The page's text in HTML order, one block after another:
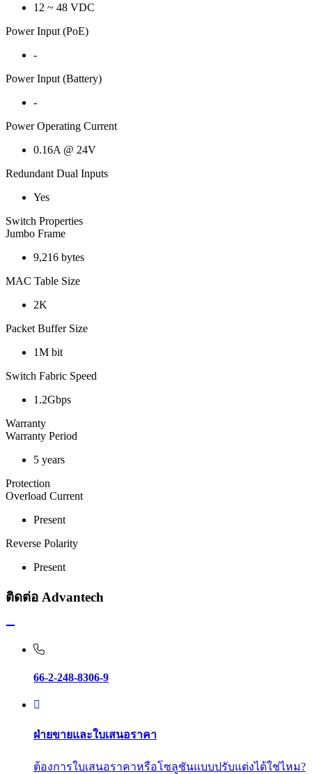
12 ~ 48 VDC
Power Input (PoE)
-
Power Input (Battery)
-
Power Operating Current
0.16A @ 24V
Redundant Dual Inputs
Yes
Switch Properties
Jumbo Frame
9,216 bytes
MAC Table Size
2K
Packet Buffer Size
1M bit
Switch Fabric Speed
1.2Gbps
Warranty
Warranty Period
5 years
Protection
Overload Current
Present
Reverse Polarity
Present
ติดต่อ Advantech
66-2-248-8306-9
ฝ่ายขายและใบเสนอราคา
ต้องการใบเสนอราคาหรือโซลูชันแบบปรับแต่งได้ใช่ไหม?